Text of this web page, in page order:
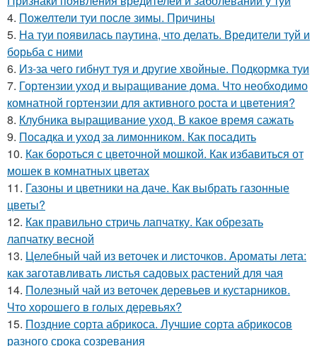
4. Пожелтели туи после зимы. Причины
5. На туи появилась паутина, что делать. Вредители туй и
борьба с ними
6. Из-за чего гибнут туя и другие хвойные. Подкормка туи
7. Гортензии уход и выращивание дома. Что необходимо
комнатной гортензии для активного роста и цветения?
8. Клубника выращивание уход. В какое время сажать
9. Посадка и уход за лимонником. Как посадить
10. Как бороться с цветочной мошкой. Как избавиться от
мошек в комнатных цветах
11. Газоны и цветники на даче. Как выбрать газонные
цветы?
12. Как правильно стричь лапчатку. Как обрезать
лапчатку весной
13. Целебный чай из веточек и листочков. Ароматы лета:
как заготавливать листья садовых растений для чая
14. Полезный чай из веточек деревьев и кустарников.
Что хорошего в голых деревьях?
15. Поздние сорта абрикоса. Лучшие сорта абрикосов
разного срока созревания